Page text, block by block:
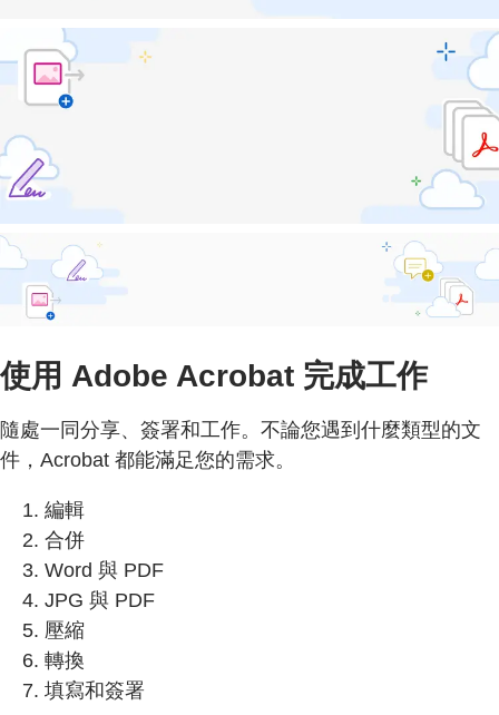
使用 Adobe Acrobat 完成工作
隨處一同分享、簽署和工作。不論您遇到什麼類型的文
件，Acrobat 都能滿足您的需求。
編輯
合併
Word 與 PDF
JPG 與 PDF
壓縮
轉換
填寫和簽署